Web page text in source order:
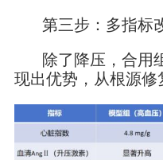
第三步：多指标
除了降压，合用
现出优势，从根源修